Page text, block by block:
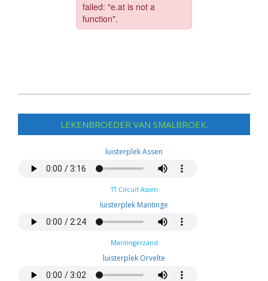
12-
01
LEKENBROEDER VAN SMALBROEK.
luisterplek Assen
TT Circuit Assen
luisterplek Mantinge
Mantingerzand
luisterplek Orvelte